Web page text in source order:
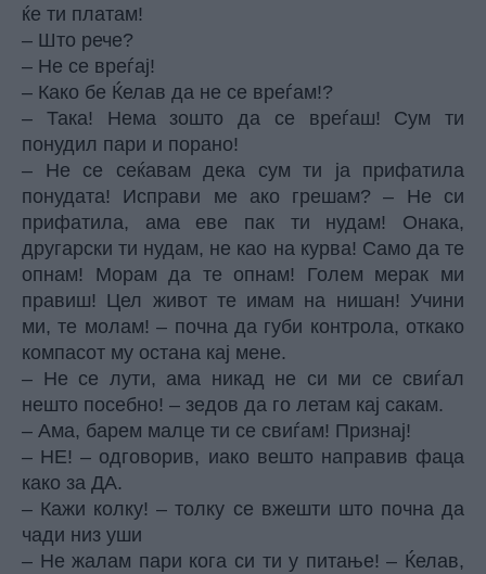
ќе ти платам!
– Што рече?
– Не се вреѓај!
– Како бе Ќелав да не се вреѓам!?
– Така! Нема зошто да се вреѓаш! Сум ти
понудил пари и порано!
– Не се сеќавам дека сум ти ја прифатила
понудата! Исправи ме ако грешам? – Не си
прифатила, ама еве пак ти нудам! Онака,
другарски ти нудам, не као на курва! Само да те
опнам! Морам да те опнам! Голем мерак ми
правиш! Цел живот те имам на нишан! Учини
ми, те молам! – почна да губи контрола, откако
компасот му остана кај мене.
– Не се лути, ама никад не си ми се свиѓал
нешто посебно! – зедов да го летам кај сакам.
– Ама, барем малце ти се свиѓам! Признај!
– НЕ! – одговорив, иако вешто направив фаца
како за ДА.
– Кажи колку! – толку се вжешти што почна да
чади низ уши
– Не жалам пари кога си ти у питање! – Ќелав,